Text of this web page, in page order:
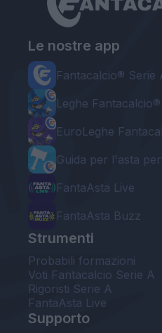
Le nostre app
Fantacalcio® Serie
Leghe
EuroLeghe
Guida per l'asta
FantaAsta Live
FantaAsta Buzz
Strumenti
Probabili formazioni
Voti Fantacalcio Serie A
Rigoristi Serie A
FantaAsta Live
Supporto